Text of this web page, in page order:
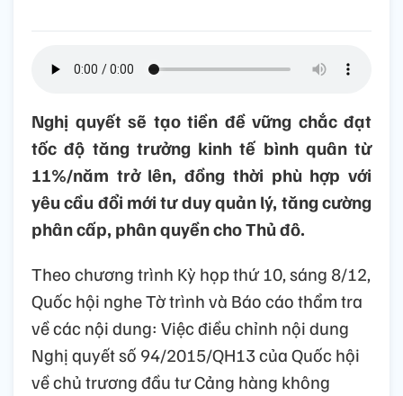
Nghị quyết sẽ tạo tiền đề vững chắc đạt
tốc độ tăng trưởng kinh tế bình quân từ
11%/năm trở lên, đồng thời phù hợp với
yêu cầu đổi mới tư duy quản lý, tăng cường
phân cấp, phân quyền cho Thủ đô.
Theo chương trình Kỳ họp thứ 10, sáng 8/12,
Quốc hội nghe Tờ trình và Báo cáo thẩm tra
về các nội dung: Việc điều chỉnh nội dung
Nghị quyết số 94/2015/QH13 của Quốc hội
về chủ trương đầu tư Cảng hàng không